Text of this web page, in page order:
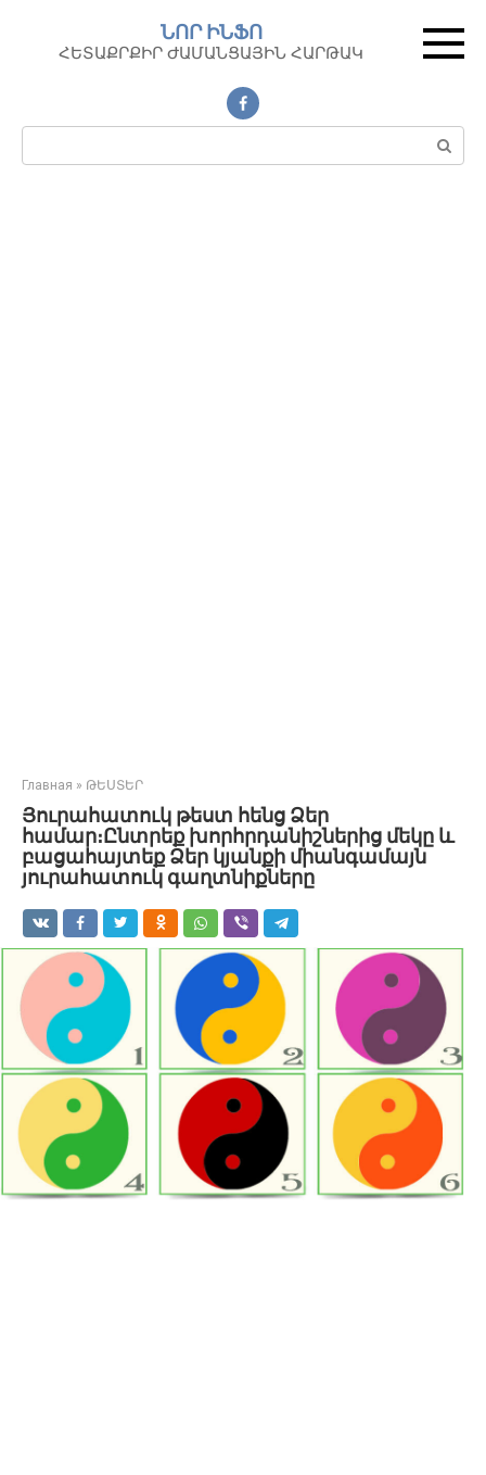
контенту
ՆՈՐ ԻՆՖՈ
ՀԵՏԱՔՐՔԻՐ ԺԱՄԱՆՑԱՅԻՆ ՀԱՐԹԱԿ
Поиск:
Главная » ԹԵՍՏԵՐ
Յուրահատուկ թեստ հենց Ձեր
համար։Ընտրեք խորհրդանիշներից մեկը և
բացահայտեք Ձեր կյանքի միանգամայն
յուրահատուկ գաղտնիքները